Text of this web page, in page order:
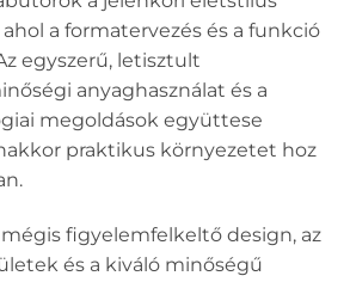
a formatervezés és a funkció
egyszerű, letisztult
anyaghasználat és a
megoldások együttese
praktikus környezetet hoz
figyelemfelkeltő design, az
és a kiváló minőségű